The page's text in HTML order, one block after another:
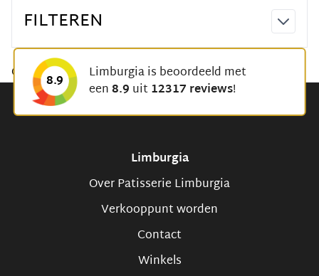
FILTEREN
Geen producten gevonden voor deze selectie.
8.9
Limburgia is beoordeeld met
een8.9 uit12317 reviews!
Limburgia
Over Patisserie Limburgia
Verkooppunt worden
Contact
Winkels